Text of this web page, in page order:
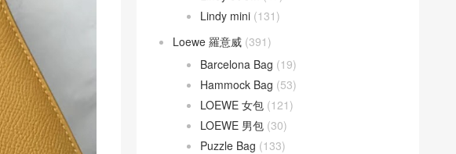
Lindy mini (131)
Loewe 羅意威 (391)
Barcelona Bag (19)
Hammock Bag (53)
LOEWE 女包 (121)
LOEWE 男包 (30)
Puzzle Bag (133)